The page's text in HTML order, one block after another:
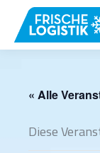
« Alle
Diese